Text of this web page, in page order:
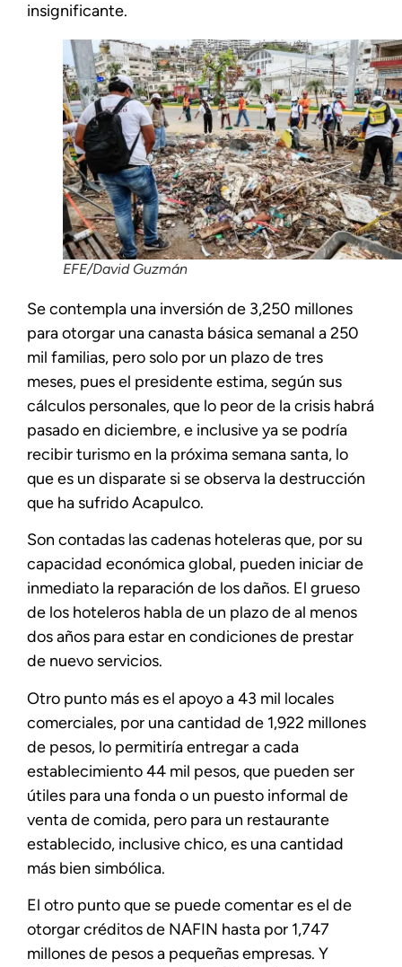
insignificante.
EFE/David Guzmán
Se contempla una inversión de 3,250 millones
para otorgar una canasta básica semanal a 250
mil familias, pero solo por un plazo de tres
meses, pues el presidente estima, según sus
cálculos personales, que lo peor de la crisis habrá
pasado en diciembre, e inclusive ya se podría
recibir turismo en la próxima semana santa, lo
que es un disparate si se observa la destrucción
que ha sufrido Acapulco.
Son contadas las cadenas hoteleras que, por su
capacidad económica global, pueden iniciar de
inmediato la reparación de los daños. El grueso
de los hoteleros habla de un plazo de al menos
dos años para estar en condiciones de prestar
de nuevo servicios.
Otro punto más es el apoyo a 43 mil locales
comerciales, por una cantidad de 1,922 millones
de pesos, lo permitiría entregar a cada
establecimiento 44 mil pesos, que pueden ser
útiles para una fonda o un puesto informal de
venta de comida, pero para un restaurante
establecido, inclusive chico, es una cantidad
más bien simbólica.
El otro punto que se puede comentar es el de
otorgar créditos de NAFIN hasta por 1,747
millones de pesos a pequeñas empresas. Y